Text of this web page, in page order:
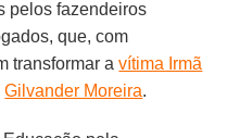
pelos fazendeiros
que, com
transformar avítima Irmã
Gilvander Moreira.